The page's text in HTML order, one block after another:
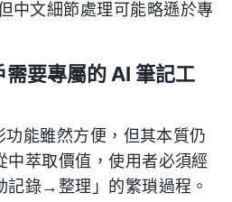
中文細節處理可能略遜於專
要專屬的 AI 筆記工
能雖然方便，但其本質仍
中萃取價值，使用者必須經
錄→整理」的繁瑣過程。